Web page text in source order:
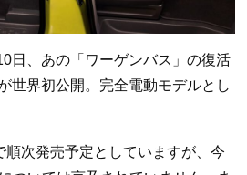
日、あの「ワーゲンバス」の復活
世界初公開。完全電動モデルとし
次発売予定としていますが、今